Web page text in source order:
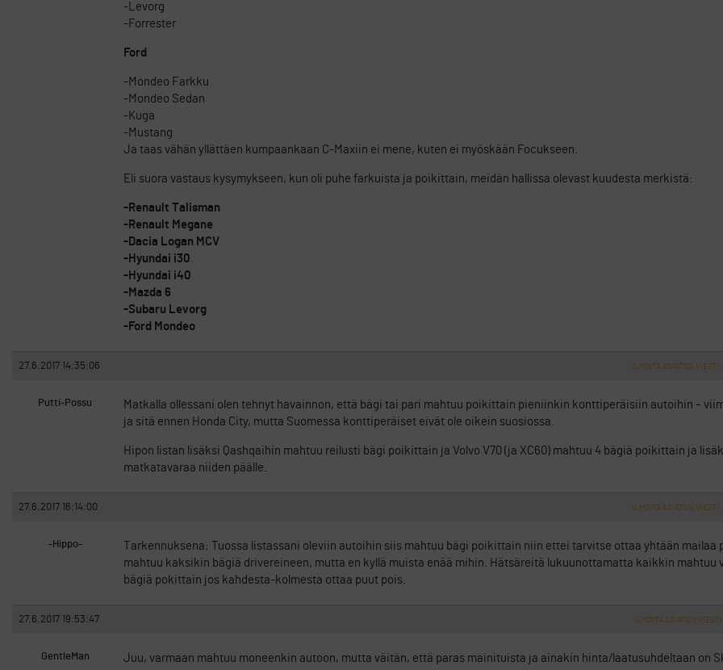
-Levorg
-Forrester
Ford
-Mondeo Farkku
-Mondeo Sedan
-Kuga
-Mustang
Ja taas vähän yllättäen kumpaankaan C-Maxiin ei mene, kuten ei myöskään Focukseen.
Eli suora vastaus kysymykseen, kun oli puhe farkuista ja poikittain, meidän hallissa olevast kuudesta merkistä:
-Renault Talisman
-Renault Megane
-Dacia Logan MCV
-Hyundai i30
-Hyundai i40
-Mazda 6
-Subaru Levorg
-Ford Mondeo
27.6.2017 14:35:06 ILMOITA ASIATON VIESTI
Putti-Possu
Matkalla ollessani olen tehnyt havainnon, että bägi tai pari mahtuu poikittain pieniinkin konttiperäisiin autoihin –
ja sitä ennen Honda City, mutta Suomessa konttiperäiset eivät ole oikein suosiossa.
Hipon listan lisäksi Qashqaihin mahtuu reilusti bägi poikittain ja Volvo V70 (ja XC60) mahtuu 4 bägiä poikittain ja
matkatavaraa niiden päälle.
27.6.2017 16:14:00 ILMOITA ASIATON VIESTI
-Hippo-
Tarkennuksena; Tuossa listassani oleviin autoihin siis mahtuu bägi poikittain niin ettei tarvitse ottaa yhtään mailaa
mahtuu kaksikin bägiä drivereineen, mutta en kyllä muista enää mihin. Hätsäreitä lukuunottamatta kaikkin mahtuu
bägiä pokittain jos kahdesta-kolmesta ottaa puut pois.
27.6.2017 19:53:47 ILMOITA ASIATON VIESTI
GentleMan
Juu, varmaan mahtuu moneenkin autoon, mutta väitän, että paras mainituista ja ainakin hinta/laatusuhdeltaan on